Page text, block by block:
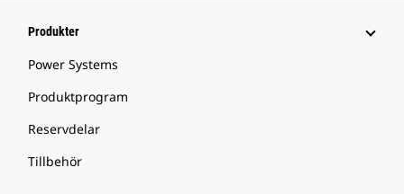
Produkter
Power Systems
Produktprogram
Reservdelar
Tillbehör